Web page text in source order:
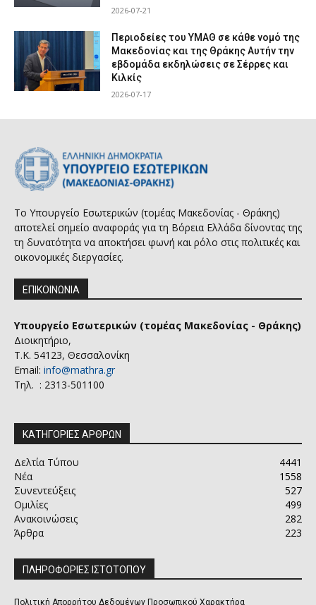
2026-07-21
Περιοδείες του ΥΜΑΘ σε κάθε νομό της
Μακεδονίας και της Θράκης Αυτήν την
εβδομάδα εκδηλώσεις σε Σέρρες και
Κιλκίς
2026-07-17
Το Υπουργείο Εσωτερικών (τομέας Μακεδονίας - Θράκης)
αποτελεί σημείο αναφοράς για τη Βόρεια Ελλάδα δίνοντας της
τη δυνατότητα να αποκτήσει φωνή και ρόλο στις πολιτικές και
οικονομικές διεργασίες.
ΕΠΙΚΟΙΝΩΝΙΑ
Υπουργείο Εσωτερικών (τομέας Μακεδονίας - Θράκης)
Διοικητήριο,
Τ.Κ. 54123, Θεσσαλονίκη
Email: info@mathra.gr
Τηλ. : 2313-501100
ΚΑΤΗΓΟΡΙΕΣ ΑΡΘΡΩΝ
Δελτία Τύπου
4441
Νέα
1558
Συνεντεύξεις
527
Ομιλίες
499
Ανακοινώσεις
282
Άρθρα
223
ΠΛΗΡΟΦΟΡΙΕΣ ΙΣΤΟΤΟΠΟΥ
Πολιτική Απορρήτου Δεδομένων Προσωπικού Χαρακτήρα